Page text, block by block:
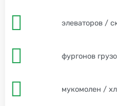
элеваторов /
фургонов
мукомолен /